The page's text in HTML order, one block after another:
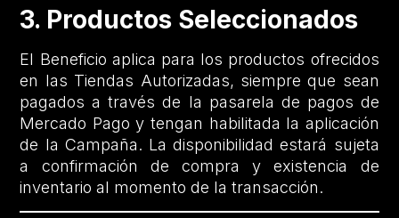
3. Productos Seleccionados
El Beneficio aplica para los productos ofrecidos
en las Tiendas Autorizadas, siempre que sean
pagados a través de la pasarela de pagos de
Mercado Pago y tengan habilitada la aplicación
de la Campaña. La disponibilidad estará sujeta
a confirmación de compra y existencia de
inventario al momento de la transacción.